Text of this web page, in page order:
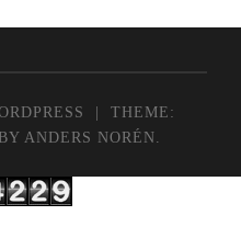
THEME:
ANDERS NORÉN